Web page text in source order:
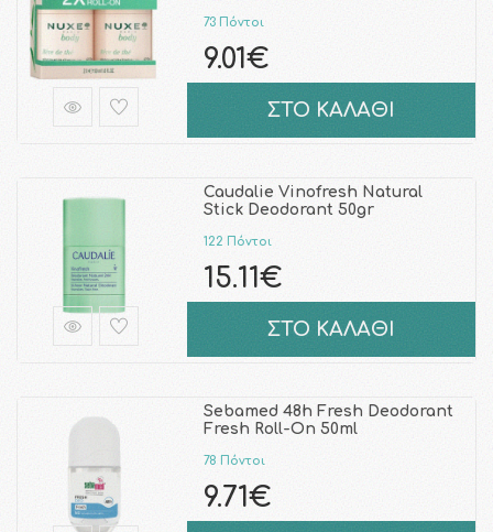
73 Πόντοι
9.01€
ΣΤΟ ΚΑΛΑΘΙ
Caudalie Vinofresh Natural
Stick Deodorant 50gr
122 Πόντοι
15.11€
ΣΤΟ ΚΑΛΑΘΙ
Sebamed 48h Fresh Deodorant
Fresh Roll-On 50ml
78 Πόντοι
9.71€